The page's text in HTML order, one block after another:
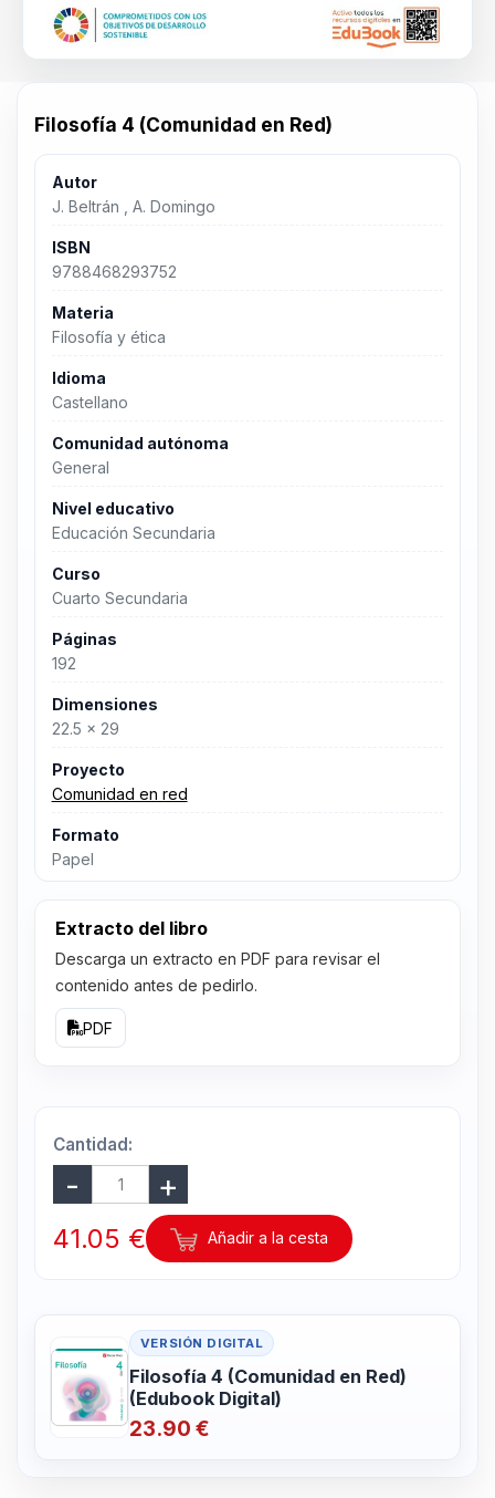
Filosofía 4 (Comunidad en Red)
Autor
J. Beltrán , A. Domingo
ISBN
9788468293752
Materia
Filosofía y ética
Idioma
Castellano
Comunidad autónoma
General
Nivel educativo
Educación Secundaria
Curso
Cuarto Secundaria
Páginas
192
Dimensiones
22.5 x 29
Proyecto
Comunidad en red
Formato
Papel
Extracto del libro
Descarga un extracto en PDF para revisar el
contenido antes de pedirlo.
PDF
Cantidad:
41.05 € Añadir a la cesta
VERSIÓN DIGITAL
Filosofía 4 (Comunidad en Red)
(Edubook Digital)
23.90 €